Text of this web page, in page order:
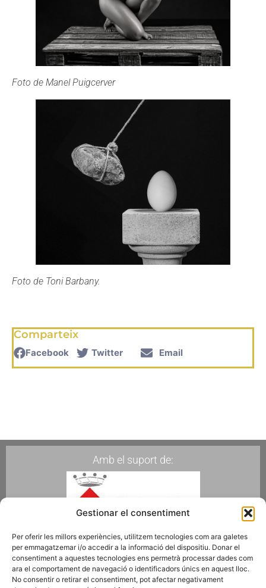
Gestionar el consentiment
Per oferir les millors experiències, utilitzem tecnologies com ara galetes
per emmagatzemar i/o accedir a la informació del dispositiu. Donar el
consentiment a aquestes tecnologies ens permetrà processar dades com
ara el comportament de navegació o identificadors únics en aquest lloc.
No consentir o retirar el consentiment, pot afectar negativament
Foto de Manel Puigcerver
Foto de Toni Barbany.
Comparteix
Facebook Twitter Email
Amb el suport de:
Membres de: